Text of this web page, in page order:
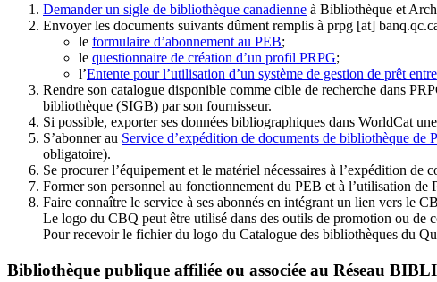
Demander un sigle de bibliothèque canadienne à Bibliothèque et
Envoyer les documents suivants dûment remplis à prpg [at]
le formulaire d’abonnement au PEB;
le questionnaire de création d’un profil PRPG;
l’Entente pour l’utilisation d’un système de gestion de prêt
Rendre son catalogue disponible comme cible de recherche dans
bibliothèque (SIGB) par son fournisseur.
Si possible, exporter ses données bibliographiques dans WorldCat
S’abonner au Service d’expédition de documents de bibliothèque de
obligatoire).
Se procurer l’équipement et le matériel nécessaires à l’expédition de
Former son personnel au fonctionnement du PEB et à l’utilisation de
Faire connaître le service à ses abonnés en intégrant un lien vers le
Le logo du CBQ peut être utilisé dans des outils de promotion ou de
Pour recevoir le fichier du logo du Catalogue des bibliothèques du
Bibliothèque publique affiliée ou associée au Réseau